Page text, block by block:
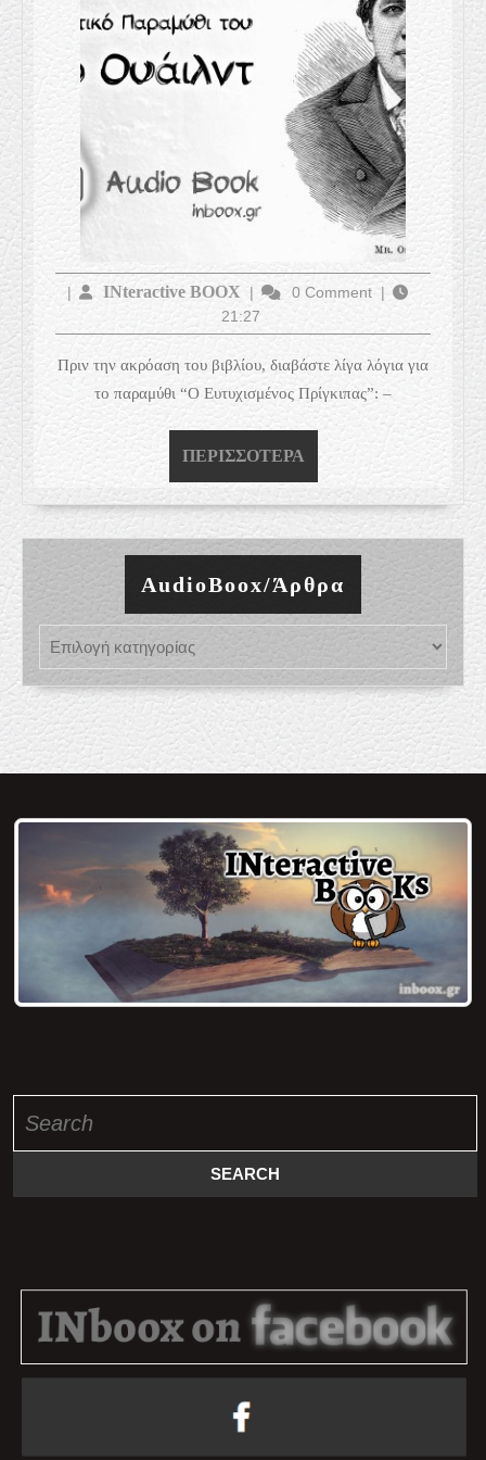
| INteractive BOOX INteractive
BOOX
| 0 Comment |
21:27
Πριν την ακρόαση του βιβλίου, διαβάστε λίγα λόγια για
το παραμύθι “Ο Ευτυχισμένος Πρίγκιπας”: –
ΠΕΡΙΣΣΌΤΕΡΑ ΠΕΡΙΣΣΌΤΕΡΑ
AudioBoox/Άρθρα
AudioBoox/Άρθρα
for: